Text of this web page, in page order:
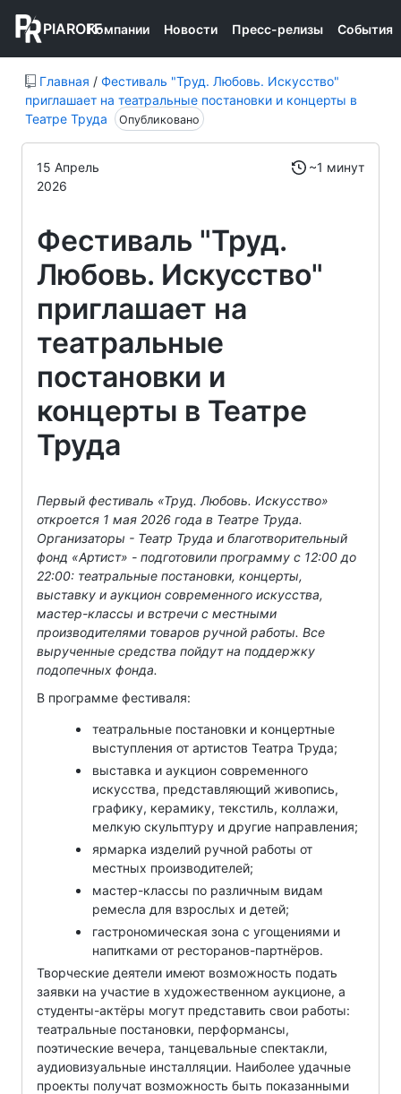
PIAROFFКомпании Новости Пресс-релизы События
Главная / Фестиваль "Труд. Любовь. Искусство"
приглашает на театральные постановки и концерты в
Театре Труда
Опубликовано
15 Апрель
2026
~1 минут
Фестиваль "Труд.
Любовь. Искусство"
приглашает на
театральные
постановки и
концерты в Театре
Труда
Первый фестиваль «Труд. Любовь. Искусство»
откроется 1 мая 2026 года в Театре Труда.
Организаторы - Театр Труда и благотворительный
фонд «Артист» - подготовили программу с 12:00 до
22:00: театральные постановки, концерты,
выставку и аукцион современного искусства,
мастер-классы и встречи с местными
производителями товаров ручной работы. Все
вырученные средства пойдут на поддержку
подопечных фонда.
В программе фестиваля:
театральные постановки и концертные
выступления от артистов Театра Труда;
выставка и аукцион современного
искусства, представляющий живопись,
графику, керамику, текстиль, коллажи,
мелкую скульптуру и другие направления;
ярмарка изделий ручной работы от
местных производителей;
мастер-классы по различным видам
ремесла для взрослых и детей;
гастрономическая зона с угощениями и
напитками от ресторанов-партнёров.
Творческие деятели имеют возможность подать
заявки на участие в художественном аукционе, а
студенты-актёры могут представить свои работы:
театральные постановки, перформансы,
поэтические вечера, танцевальные спектакли,
аудиовизуальные инсталляции. Наиболее удачные
проекты получат возможность быть показанными